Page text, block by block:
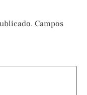
Campos